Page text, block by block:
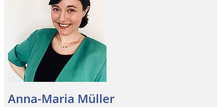
Anna-Maria Müller